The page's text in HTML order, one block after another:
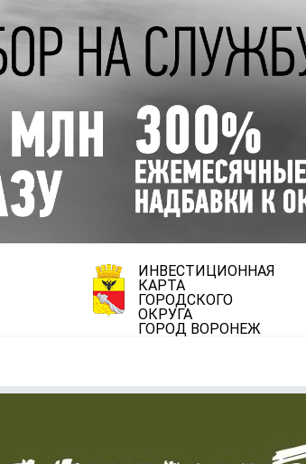
ИНВЕСТИЦИОННАЯ
КАРТА
ГОРОДСКОГО
ОКРУГА
ГОРОД ВОРОНЕЖ